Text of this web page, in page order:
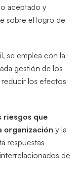
aceptado y
sobre el logro de
se emplea con la
gestión de los
los efectos
riesgos que
organización y la
respuestas
de